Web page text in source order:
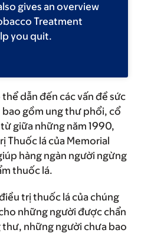
gives an overview
Treatment
you quit.
dẫn đến các vấn đề sức
gồm ung thư phổi, cổ
giữa những năm 1990,
Thuốc lá của Memorial
hàng ngàn người ngừng
thuốc lá.
trị thuốc lá của chúng
những người được chẩn
những người chưa bao